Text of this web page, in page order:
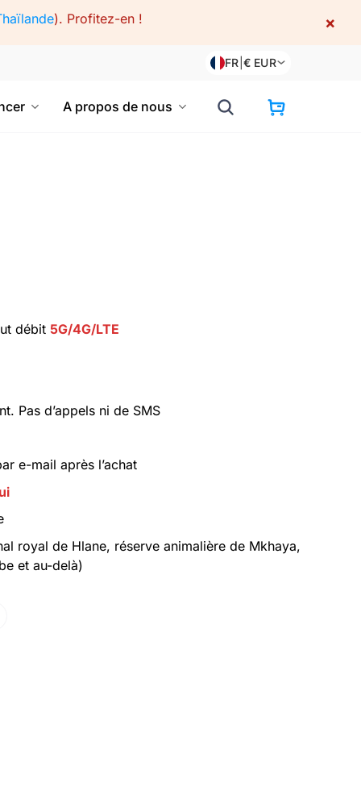
). Profitez-en ! ×
FR |€ EUR
A propos de nous
débit 5G/4G/LTE
Pas d’appels ni de SMS
e-mail après l’achat
royal de Hlane, réserve animalière de Mkhaya,
et au-delà)